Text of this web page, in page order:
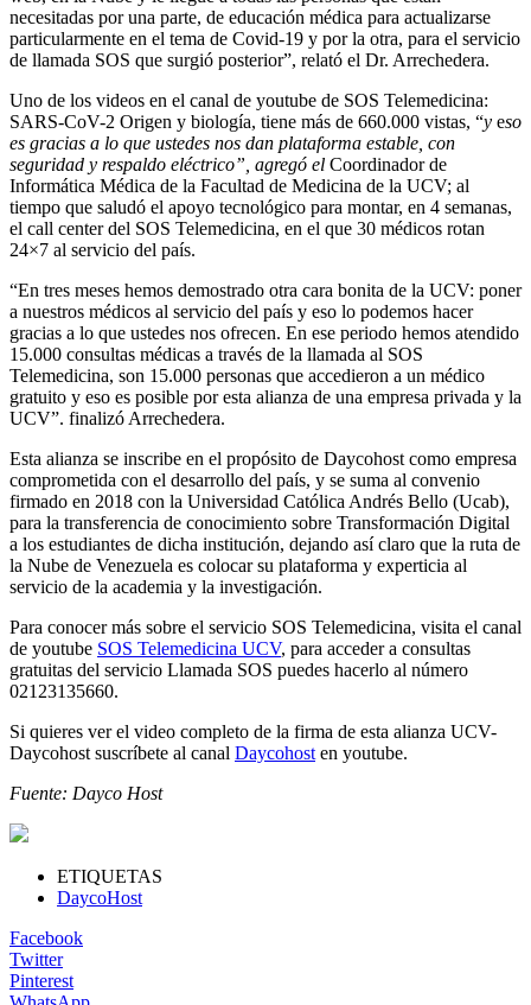
necesitadas por una parte, de educación médica para actualizarse
particularmente en el tema de Covid-19 y por la otra, para el servicio
de llamada SOS que surgió posterior”, relató el Dr. Arrechedera.
Uno de los videos en el canal de youtube de SOS Telemedicina:
SARS-CoV-2 Origen y biología, tiene más de 660.000 vistas, “y eso
es gracias a lo que ustedes nos dan plataforma estable, con
seguridad y respaldo eléctrico”, agregó el Coordinador de
Informática Médica de la Facultad de Medicina de la UCV; al
tiempo que saludó el apoyo tecnológico para montar, en 4 semanas,
el call center del SOS Telemedicina, en el que 30 médicos rotan
24×7 al servicio del país.
“En tres meses hemos demostrado otra cara bonita de la UCV: poner
a nuestros médicos al servicio del país y eso lo podemos hacer
gracias a lo que ustedes nos ofrecen. En ese periodo hemos atendido
15.000 consultas médicas a través de la llamada al SOS
Telemedicina, son 15.000 personas que accedieron a un médico
gratuito y eso es posible por esta alianza de una empresa privada y la
UCV”. finalizó Arrechedera.
Esta alianza se inscribe en el propósito de Daycohost como empresa
comprometida con el desarrollo del país, y se suma al convenio
firmado en 2018 con la Universidad Católica Andrés Bello (Ucab),
para la transferencia de conocimiento sobre Transformación Digital
a los estudiantes de dicha institución, dejando así claro que la ruta de
la Nube de Venezuela es colocar su plataforma y experticia al
servicio de la academia y la investigación.
Para conocer más sobre el servicio SOS Telemedicina, visita el canal
de youtube SOS Telemedicina UCV, para acceder a consultas
gratuitas del servicio Llamada SOS puedes hacerlo al número
02123135660.
Si quieres ver el video completo de la firma de esta alianza UCV-
Daycohost suscríbete al canal Daycohost en youtube.
Fuente: Dayco Host
ETIQUETAS
DaycoHost
Facebook
Twitter
Pinterest